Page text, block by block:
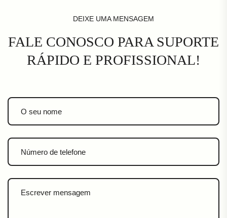
DEIXE UMA MENSAGEM
FALE CONOSCO PARA SUPORTE
RÁPIDO E PROFISSIONAL!